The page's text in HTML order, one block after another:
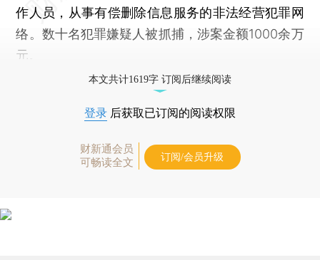
作人员，从事有偿删除信息服务的非法经营犯罪网
络。数十名犯罪嫌疑人被抓捕，涉案金额1000余万
元。
本文共计1619字 订阅后继续阅读
登录 后获取已订阅的阅读权限
财新通会员
可畅读全文
订阅/会员升级